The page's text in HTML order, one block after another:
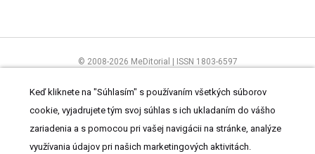
© 2008-2026 MeDitorial | ISSN 1803-6597
ČítajteprehlásenieaZásady spracovania osobných údajov
Keď kliknete na "Súhlasím" s používaním všetkých súborov
cookie, vyjadrujete tým svoj súhlas s ich ukladaním do vášho
zariadenia a s pomocou pri vašej navigácii na stránke, analýze
využívania údajov pri našich marketingových aktivitách.